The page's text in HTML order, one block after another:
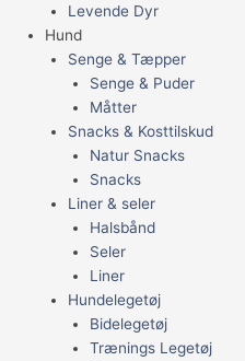
Levende Dyr
Hund
Senge & Tæpper
Senge & Puder
Måtter
Snacks & Kosttilskud
Natur Snacks
Snacks
Liner & seler
Halsbånd
Seler
Liner
Hundelegetøj
Bidelegetøj
Trænings Legetøj